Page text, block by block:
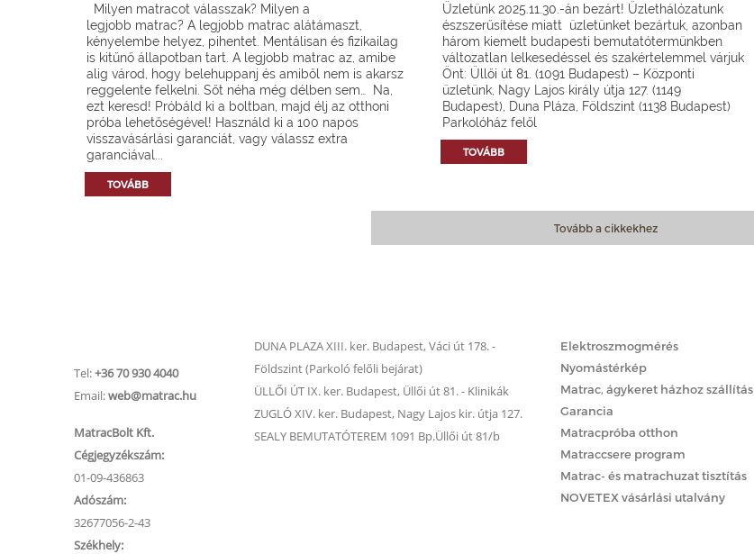
Milyen matracot válasszak? Milyen a
legjobb matrac? A legjobb matrac alátámaszt,
kényelembe helyez, pihentet. Mentálisan és fizikailag
is kitűnő állapotban tart. A legjobb matrac az, amibe
alig várod, hogy belehuppanj és amiből nem is akarsz
reggelente felkelni. Sőt néha még délben sem… Na,
ezt keresd! Próbáld ki a boltban, majd élj az otthoni
próba lehetőségével! Használd ki a 100 napos
visszavásárlási garanciát, vagy válassz extra
garanciával...
TOVÁBB
Üzletünk 2025.11.30.-án bezárt! Üzlethálózatunk
észszerűsítése miatt üzletünket bezártuk, azonban
három kiemelt budapesti bemutatótermünkben
változatlan lelkesedéssel és szakértelemmel várjuk
Önt: Üllői út 81. (1091 Budapest) – Központi
üzletünk, Nagy Lajos király útja 127. (1149
Budapest), Duna Pláza, Földszint (1138 Budapest)
Parkolóház felől
TOVÁBB
Tovább a cikkekhez
Tel:+36 70 930 4040
Email:web@matrac.hu
MatracBolt Kft.
Cégjegyzékszám:
01-09-436863
Adószám:
32677056-2-43
Székhely:
DUNA PLAZA XIII. ker. Budapest, Váci út 178. -
Földszint (Parkoló felőli bejárat)
ÜLLŐI ÚT IX. ker. Budapest, Üllői út 81. - Klinikák
ZUGLÓ XIV. ker. Budapest, Nagy Lajos kir. útja 127.
SEALY BEMUTATÓTEREM 1091 Bp.Üllői út 81/b
Elektroszmogmérés
Nyomástérkép
Matrac, ágykeret házhoz szállítás
Garancia
Matracpróba otthon
Matraccsere program
Matrac- és matrachuzat tisztítás
NOVETEX vásárlási utalvány